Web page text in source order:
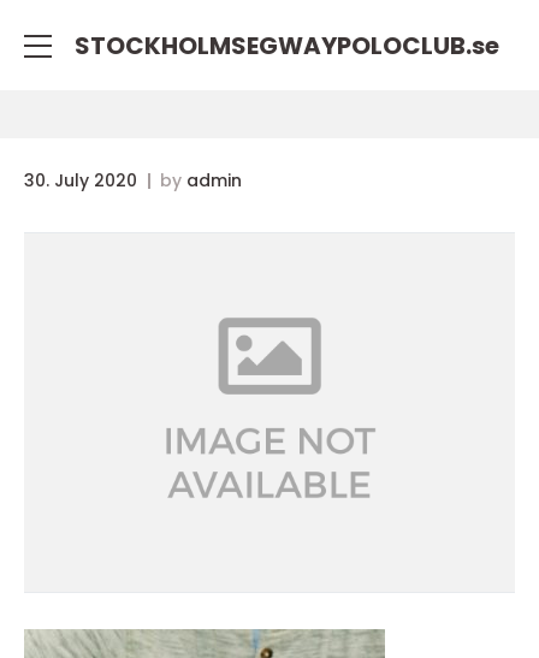
STOCKHOLMSEGWAYPOLOCLUB.se
30. July 2020 by admin